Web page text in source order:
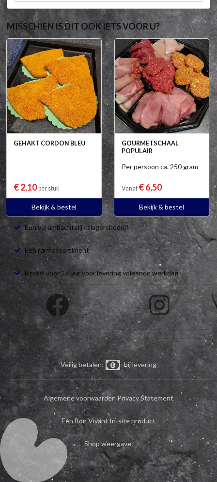
MISSCHIEN IS DIT OOK IETS VOOR U?
GEHAKT CORDON BLEU
€ 2,10per stuk
Bekijk & bestel
GOURMETSCHAAL
POPULAIR
Per persoon ca. 250 gram
Vanaf € 6,50
Bekijk & bestel
Een vol ambachtelijk slagersbedrijf
Een ruim assortiment
Bestel voor 17 uur voor levering volgende werkdag
Veilig betalen: bij levering
Algemene voorwaarden Privacy Statement
Een Bon Vivant In-site product
Shop weergave:
DESKTOP EASY